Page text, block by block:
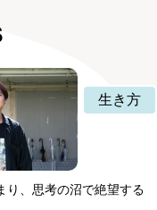
生き方
り、思考の沼で絶望する